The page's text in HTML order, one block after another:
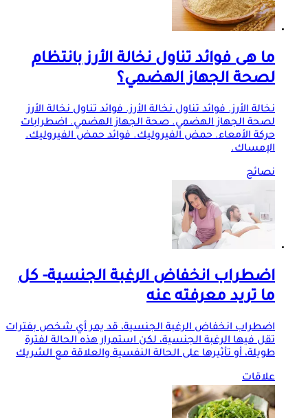
ما هى فوائد تناول نخالة الأرز بانتظام
لصحة الجهاز الهضمي؟
نخالة الأرز. فوائد تناول نخالة الأرز. فوائد تناول نخالة الأرز
لصحة الجهاز الهضمي. صحة الجهاز الهضمي. اضطرابات
حركة الأمعاء. حمض الفيروليك. فوائد حمض الفيروليك.
الإمساك.
نصائح
اضطراب انخفاض الرغبة الجنسية- كل
ما تريد معرفته عنه
اضطراب انخفاض الرغبة الجنسية، قد يمر أي شخص بفترات
تقل فيها الرغبة الجنسية، لكن استمرار هذه الحالة لفترة
طويلة، أو تأثيرها على الحالة النفسية والعلاقة مع الشريك
علاقات